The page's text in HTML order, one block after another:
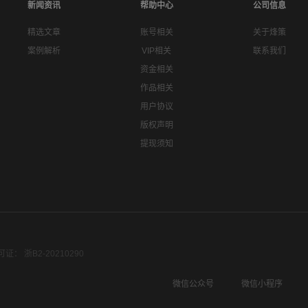
新闻资讯
精选文章
案例解析
帮助中心
账号相关
VIP相关
资金相关
作品相关
用户协议
版权声明
提现须知
公司信息
关于烽策
联系我们
证： 浙B2-20210290
微信公众号 微信小程序